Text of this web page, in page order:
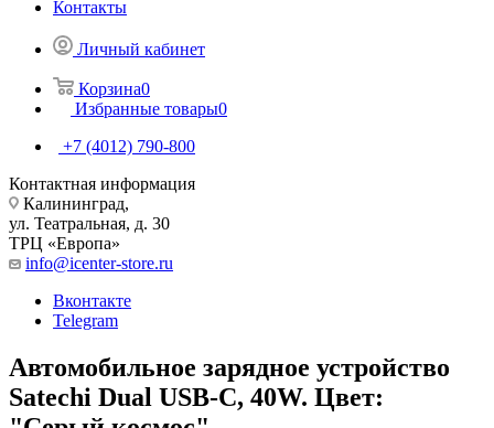
Контакты
Личный кабинет
Корзина0
Избранные товары0
+7 (4012) 790-800
Контактная информация
Калининград,
ул. Театральная, д. 30
ТРЦ «Европа»
info@icenter-store.ru
Вконтакте
Telegram
Автомобильное зарядное устройство
Satechi Dual USB-C, 40W. Цвет: